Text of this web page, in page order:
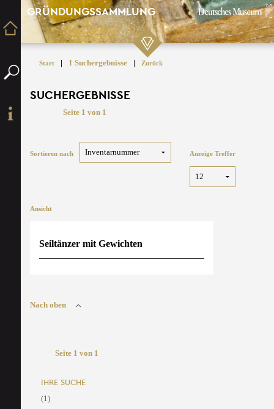
GRÜNDUNGSSAMMLUNG
Start | 1 Suchergebnisse | Zurück
SUCHERGEBNISSE
Seite 1 von 1
Sortieren nach Anzeige Treffer
Ansicht
Seiltänzer mit Gewichten
Nach oben
Seite 1 von 1
IHRE SUCHE
(1)